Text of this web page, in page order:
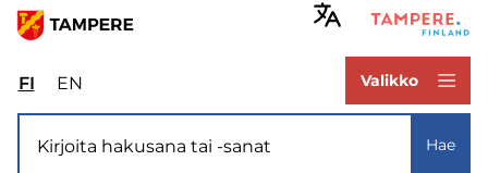
Hyppää
FIValitse
sivuston
kieli:
suomi
ENSelect
site
language:
Valikko
Hae